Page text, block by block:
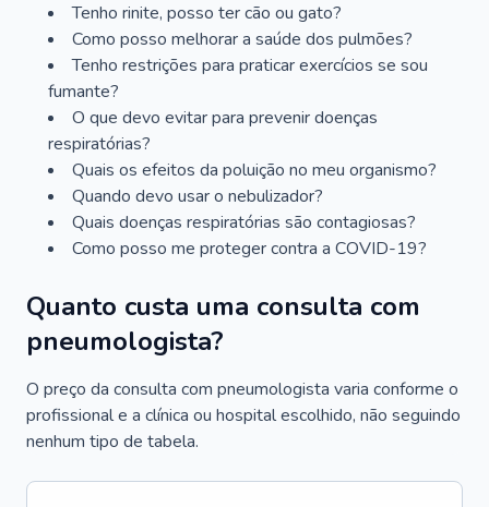
Tenho rinite, posso ter cão ou gato?
Como posso melhorar a saúde dos pulmões?
Tenho restrições para praticar exercícios se sou
fumante?
O que devo evitar para prevenir doenças
respiratórias?
Quais os efeitos da poluição no meu organismo?
Quando devo usar o nebulizador?
Quais doenças respiratórias são contagiosas?
Como posso me proteger contra a COVID-19?
Quanto custa uma consulta com
pneumologista?
O preço da consulta com pneumologista varia conforme o
profissional e a clínica ou hospital escolhido, não seguindo
nenhum tipo de tabela.